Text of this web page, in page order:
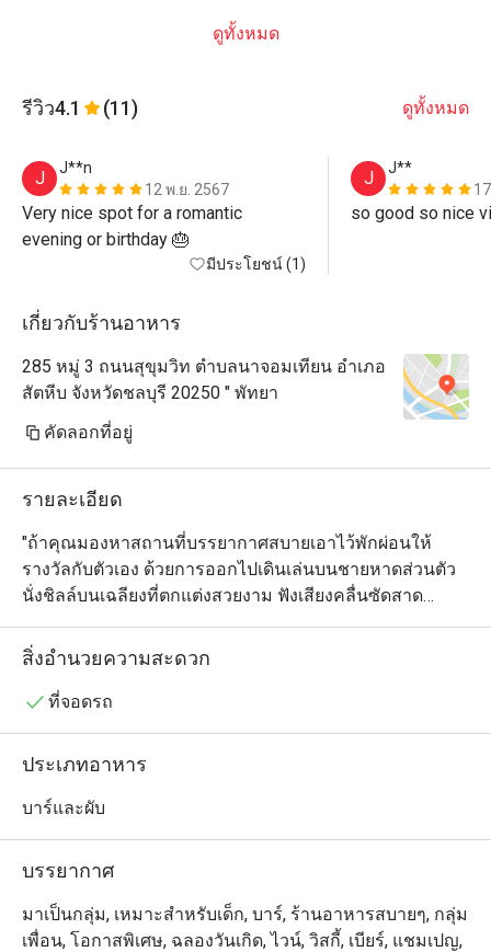
ดูทั้งหมด
รีวิว4.1 (11) ดูทั้งหมด
J
J**n
12 พ.ย. 2567
Very nice spot for a romantic
มีประโยชน์ (1)
J
J**
so good so nice
เกี่ยวกับร้านอาหาร
285 หมู่ 3 ถนนสุขุมวิท ตำบลนาจอมเทียน อำเภอ
สัตหีบ จังหวัดชลบุรี 20250 " พัทยา
คัดลอกที่อยู่
รายละเอียด
"ถ้าคุณมองหาสถานที่บรรยากาศสบายเอาไว้พักผ่อนให้
รางวัลกับตัวเอง ด้วยการออกไปเดินเล่นบนชายหาดส่วนตัว
นั่งชิลล์บนเฉลียงที่ตกแต่งสวยงาม ฟังเสียงคลื่นซัดสาด
กระทบหาดทราย หรือนอนเอนกายบนเก้าอี้ รับลมทะเลและ
อาบแดดอ่อนๆ พอให้ผิวได้สัมผัสกับธรรมชาติ ระหว่างที่รอดู
บาร์ ที่เมสัน โฮเทล มีให้คุณครบหมดทุกอย่าง เพราะ
ดื่มชั้นดีจากบาร์เทนเดอร์มากประสบการณ์แล้ว ไฮไลต์เด็ด
หาดนั่นเอง
สิ่งอำนวยความสะดวก
ที่จอดรถ
ประเภทอาหาร
บาร์และผับ
บรรยากาศ
มาเป็นกลุ่ม, เหมาะสำหรับเด็ก, บาร์, ร้านอาหารสบายๆ, กลุ่ม
เพื่อน, โอกาสพิเศษ, ฉลองวันเกิด, ไวน์, วิสกี้, เบียร์, แชมเปญ,